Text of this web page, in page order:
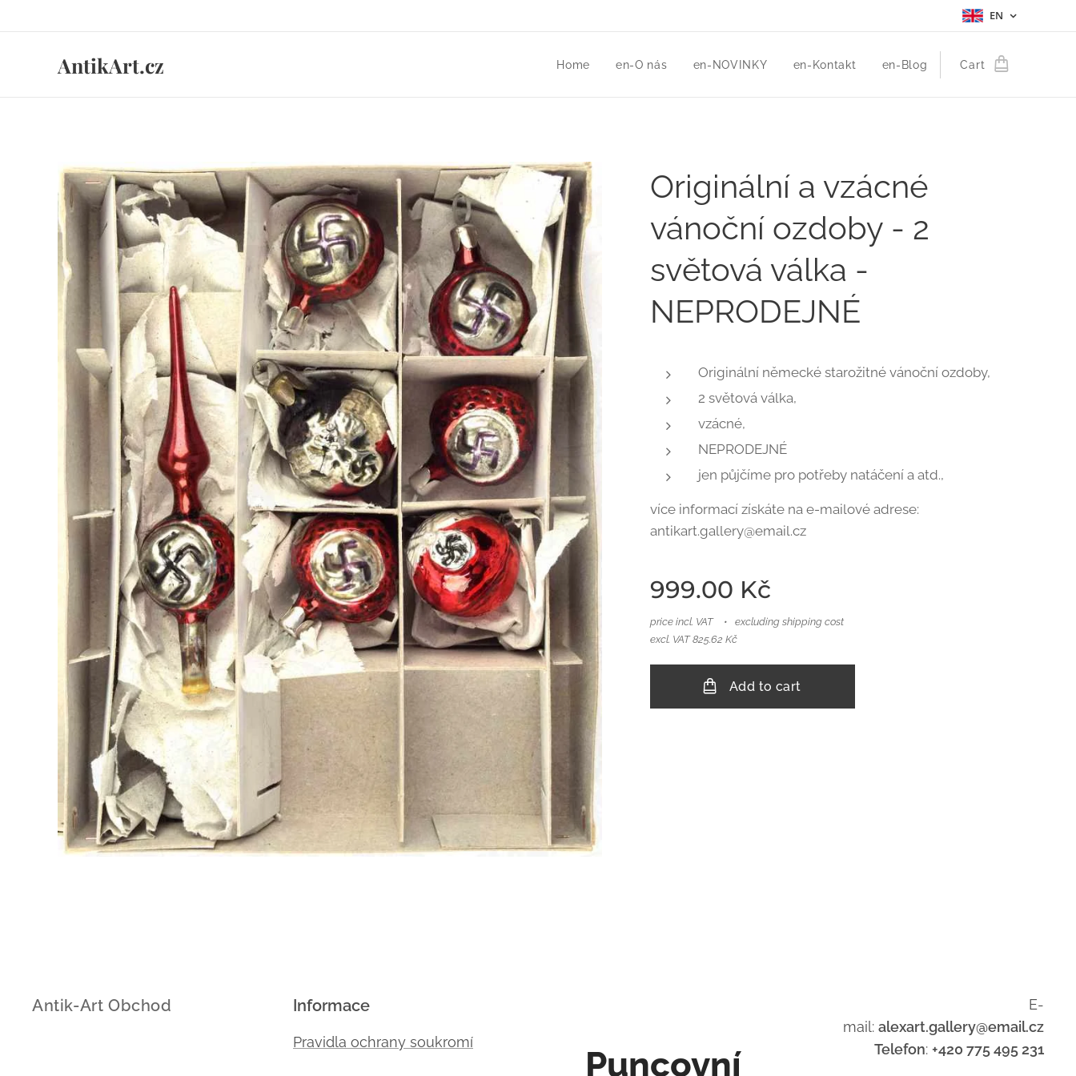
EN
AntikArt.cz Home en-O nás en-NOVINKY en-Kontakt en-Blog Cart
Originální a vzácné
vánoční ozdoby - 2
světová válka -
NEPRODEJNÉ
Originální německé starožitné vánoční ozdoby,
2 světová válka,
vzácné,
NEPRODEJNÉ
jen půjčíme pro potřeby natáčení a atd.,
více informací získáte na e-mailové adrese:
antikart.gallery@email.cz
999.00 Kč
price incl. VAT
excluding shipping cost
excl. VAT 825.62 Kč
Add to cart
Antik-Art Obchod Informace
Pravidla ochrany soukromí
Puncovní
E-
mail: alexart.gallery@email.cz
Telefon: +420 775 495 231